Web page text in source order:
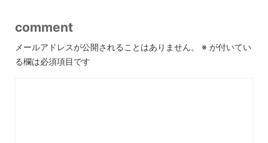
comment
メールアドレスが公開されることはありません。 ※ が付いてい
る欄は必須項目です